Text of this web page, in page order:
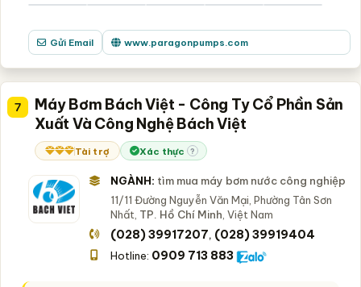
Gửi Email www.paragonpumps.com
7
Máy Bơm Bách Việt - Công Ty Cổ Phần Sản
Xuất Và Công Nghệ Bách Việt
Tài trợ Xác thực ?
NGÀNH: tìm mua máy bơm nước công nghiệp
11/11 Đường Nguyễn Văn Mại, Phường Tân Sơn
Nhất, TP. Hồ Chí Minh, Việt Nam
(028) 39917207, (028) 39919404
Hotline: 0909 713 883